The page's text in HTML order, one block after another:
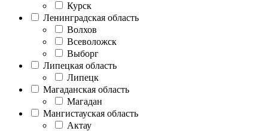
Курск
Ленинградская область
Волхов
Всеволожск
Выборг
Липецкая область
Липецк
Магаданская область
Магадан
Мангистауская область
Актау